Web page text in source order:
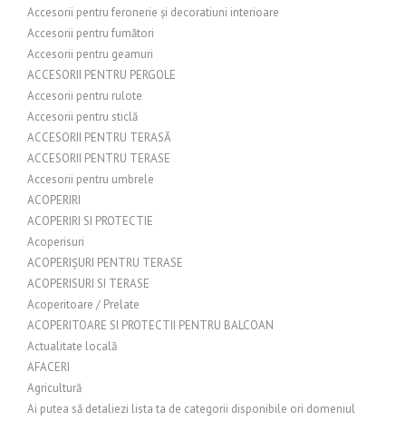
Accesorii pentru feronerie și decoratiuni interioare
Accesorii pentru fumători
Accesorii pentru geamuri
ACCESORII PENTRU PERGOLE
Accesorii pentru rulote
Accesorii pentru sticlă
ACCESORII PENTRU TERASĂ
ACCESORII PENTRU TERASE
Accesorii pentru umbrele
ACOPERIRI
ACOPERIRI SI PROTECTIE
Acoperisuri
ACOPERIȘURI PENTRU TERASE
ACOPERISURI SI TERASE
Acoperitoare / Prelate
ACOPERITOARE SI PROTECTII PENTRU BALCOAN
Actualitate locală
AFACERI
Agricultură
Ai putea să detaliezi lista ta de categorii disponibile ori domeniul